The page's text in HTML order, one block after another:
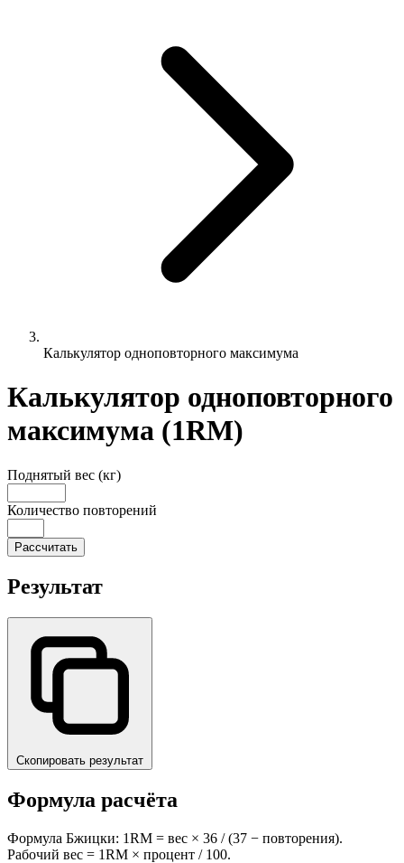
Калькулятор одноповторного максимума
Калькулятор одноповторного
максимума (1RM)
Поднятый вес (кг)
Количество повторений
Рассчитать
Результат
Скопировать результат
Формула расчёта
Формула Бжицки: 1RM = вес × 36 / (37 − повторения).
Рабочий вес = 1RM × процент / 100.